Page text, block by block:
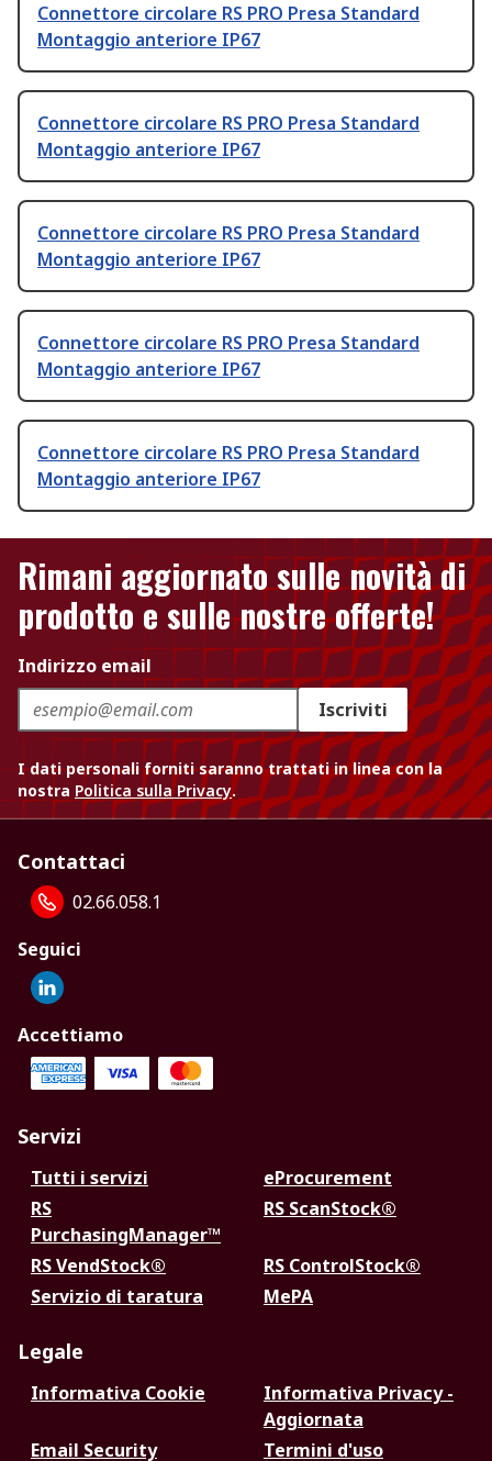
Connettore circolare RS PRO Presa Standard
Montaggio anteriore IP67
Connettore circolare RS PRO Presa Standard
Montaggio anteriore IP67
Connettore circolare RS PRO Presa Standard
Montaggio anteriore IP67
Connettore circolare RS PRO Presa Standard
Montaggio anteriore IP67
Connettore circolare RS PRO Presa Standard
Montaggio anteriore IP67
Rimani aggiornato sulle novità di
prodotto e sulle nostre offerte!
Indirizzo email
Iscriviti
I dati personali forniti saranno trattati in linea con la
nostra Politica sulla Privacy.
Contattaci
02.66.058.1
Seguici
Accettiamo
Servizi
Tutti i servizi
eProcurement
RS
PurchasingManager™
RS ScanStock®
RS VendStock®
RS ControlStock®
Servizio di taratura
MePA
Legale
Informativa Cookie
Informativa Privacy -
Aggiornata
Email Security
Termini d'uso